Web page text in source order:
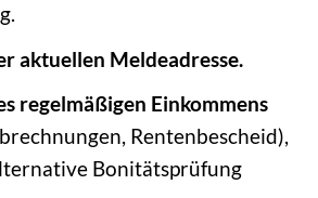
aktuellen Meldeadresse.
regelmäßigen Einkommens
Rentenbescheid),
Bonitätsprüfung